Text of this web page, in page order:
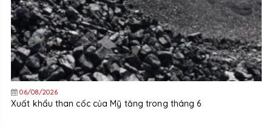
06/08/2026
Xuất khẩu than cốc của Mỹ tăng trong tháng 6